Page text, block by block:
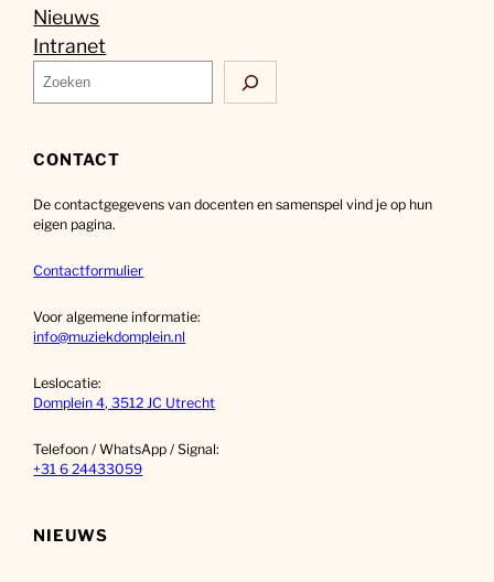
Nieuws
Intranet
Z
o
k
n
CONTACT
De contactgegevens van docenten en samenspel vind je op hun
eigen pagina.
Contactformulier
Voor algemene informatie:
info@muziekdomplein.nl
Leslocatie:
Domplein 4, 3512 JC Utrecht
Telefoon / WhatsApp / Signal:
+31 6 24433059
NIEUWS